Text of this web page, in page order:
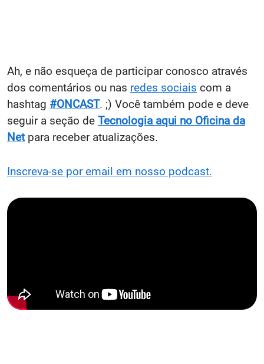
Ah, e não esqueça de participar conosco através
dos comentários ou nas redes sociais com a
hashtag #ONCAST. ;) Você também pode e deve
seguir a seção de Tecnologia aqui no Oficina da
Netpara receber atualizações.
Inscreva-se por email em nosso podcast.